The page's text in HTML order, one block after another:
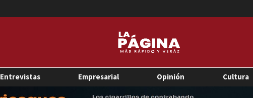
Entrevistas Empresarial Opinión Cultura